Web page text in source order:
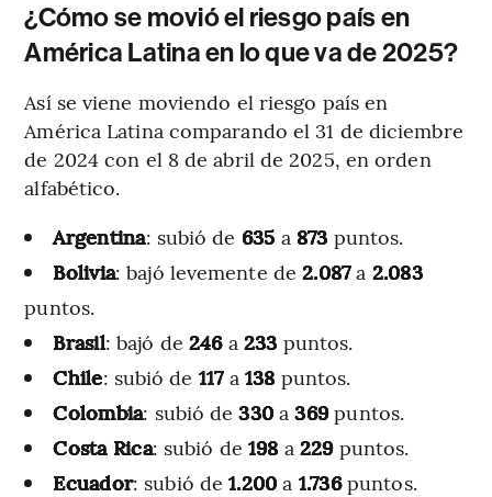
¿Cómo se movió el riesgo país en
América Latina en lo que va de 2025?
Así se viene moviendo el riesgo país en
América Latina comparando el 31 de diciembre
de 2024 con el 8 de abril de 2025, en orden
alfabético.
Argentina: subió de 635 a 873 puntos.
Bolivia: bajó levemente de2.087a 2.083
puntos.
Brasil: bajó de 246a 233 puntos.
Chile: subió de 117a 138 puntos.
Colombia: subió de330 a369puntos.
Costa Rica: subió de 198 a 229puntos.
Ecuador: subió de1.200 a 1.736puntos.